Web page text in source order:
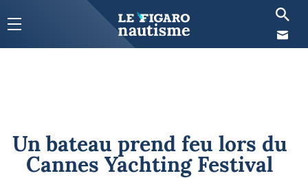
Un bateau prend feu lors du
Cannes Yachting Festival